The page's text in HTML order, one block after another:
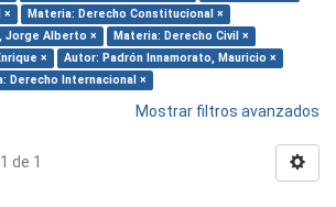
×
Materia: Derecho Constitucional ×
Jorge Alberto ×
Materia: Derecho Civil ×
×
Autor: Padrón Innamorato, Mauricio ×
Derecho Internacional ×
Mostrar filtros avanzados
de 1